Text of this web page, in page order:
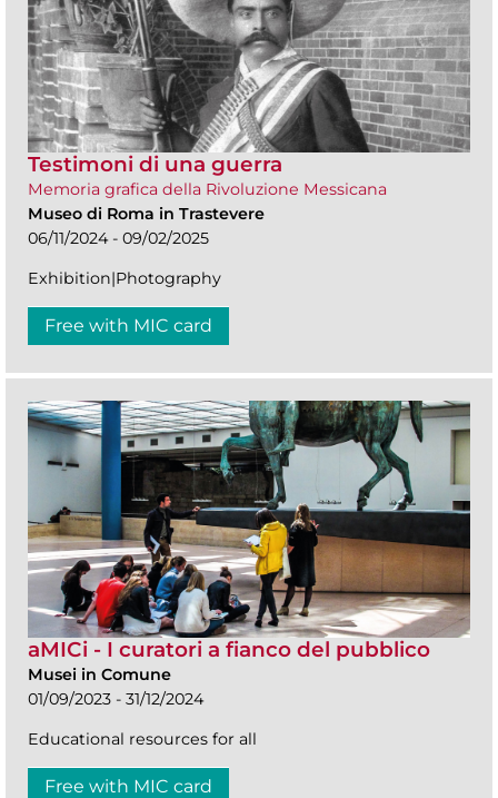
Testimoni di una guerra
Memoria grafica della Rivoluzione Messicana
Museo di Roma in Trastevere
06/11/2024 - 09/02/2025
Exhibition|Photography
Free with MIC card
aMICi - I curatori a fianco del pubblico
Musei in Comune
01/09/2023 - 31/12/2024
Educational resources for all
Free with MIC card